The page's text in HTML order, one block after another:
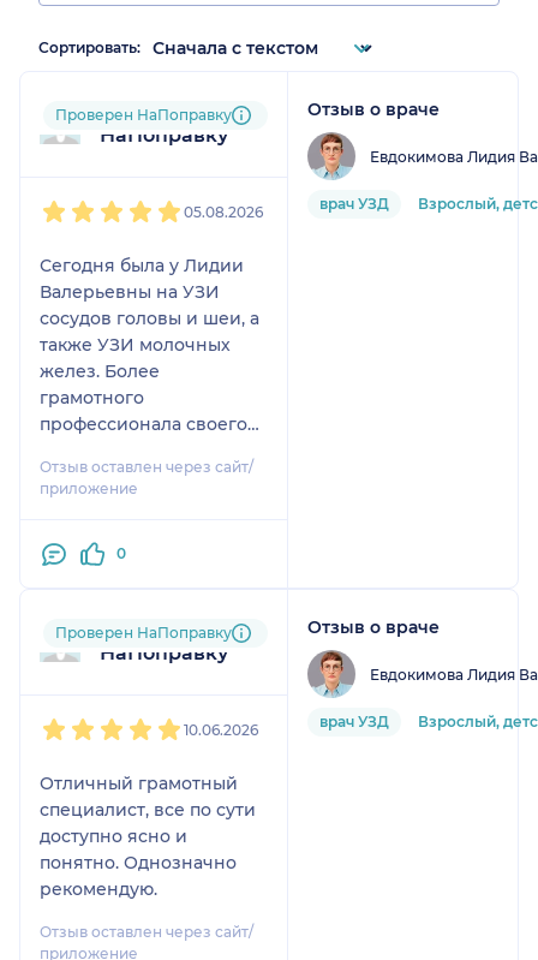
Сортировать:
Пользователь
НаПоправку
Проверен НаПоправку
05.08.2026
Сегодня была у Лидии
Валерьевны на УЗИ
сосудов головы и шеи, а
также УЗИ молочных
желез. Более
грамотного
профессионала своего
приходилось встречать!
Внимательно, тщательно
понятно обьясняет. И на
нее потрясающие
человеческие качества,
протоколом
качественного
ощущением, что нашел
друга!
Однозначно
рекомендую всем этого
врача!
Отзыв оставлен через сайт/
приложение
0
Отзыв о враче
Евдокимова Лидия
врач УЗД Взрослый,
Пользователь
НаПоправку
Проверен НаПоправку
10.06.2026
Отличный грамотный
специалист, все по сути
доступно ясно и
понятно. Однозначно
рекомендую.
Отзыв оставлен через сайт/
приложение
Отзыв о враче
Евдокимова Лидия
врач УЗД Взрослый,